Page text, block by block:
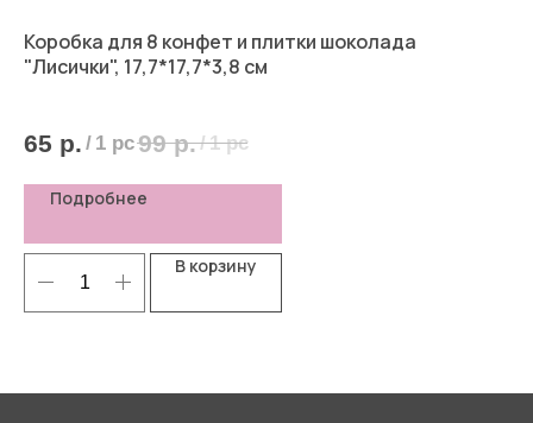
Коробка для 8 конфет и плитки шоколада
"Лисички", 17,7*17,7*3,8 см
65 р. / 1 pc99 р./1 pc
Подробнее
В корзину